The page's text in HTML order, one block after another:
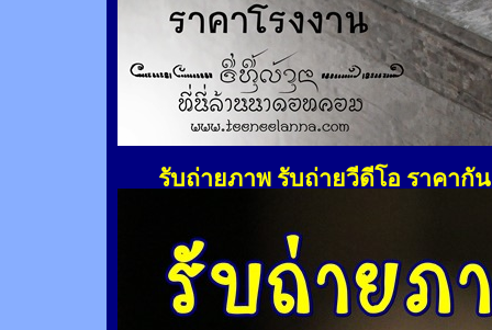
รับถ่ายภาพ รับถ่ายวีดีโอ ราคากั